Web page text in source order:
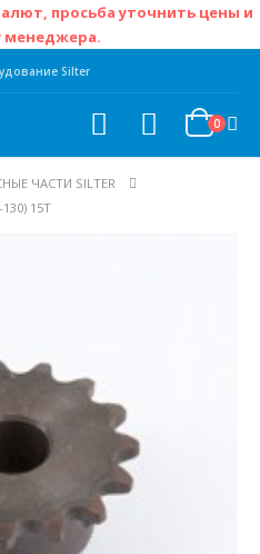
просьба уточнить цены и
менеджера.
Silter
0
ЧАСТИ SILTER
15T